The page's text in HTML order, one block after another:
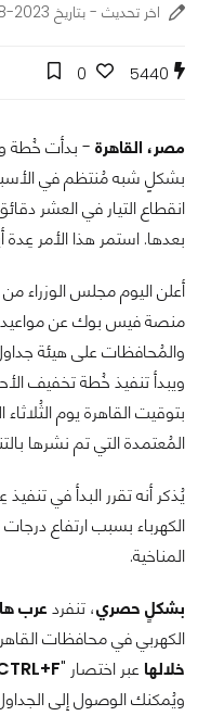
اخر تحديث - بتاريخ 2023-08-09
5440
0
مصر، القاهرة - بدأت خُطة
بشكلٍ شبه مُنتظم في
انقطاع التيار في العشر
بعدها. استمر هذا الأمر عِدة
أعلن اليوم مجلس الوزراء
منصة فيس بوك عن مواعيد
والمُحافظات على هيئة
ويبدأ تنفيذ خُطة تخفيف
بتوقيت القاهرة يوم
المُعتمدة التي تم نشرها
يُذكر أنه تقرر البدأ في
الكهرباء بسبب ارتفاع
المناخية.
بشكلٍ حصري، تنفرد عرب
الكهربي في محافظات
خلالها عبر اختصار "
ويُمكنك الوصول إلى